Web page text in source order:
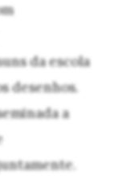
da escola
desenhos.
a